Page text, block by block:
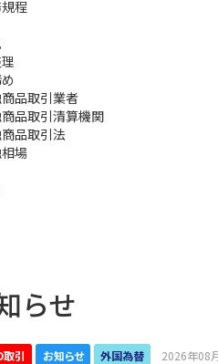
程
品取引業者
品取引清算機関
品取引法
場
らせ
取引 お知らせ 外国為替 2026年08